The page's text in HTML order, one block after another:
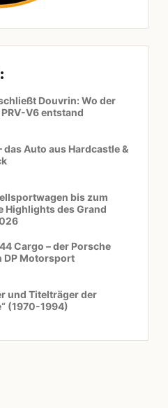
Douvrin: Wo der
V6 entstand
das Auto aus Hardcastle &
bis zum
Highlights des Grand
Cargo – der Porsche
DP Motorsport
und Titelträger der
(1970-1994)